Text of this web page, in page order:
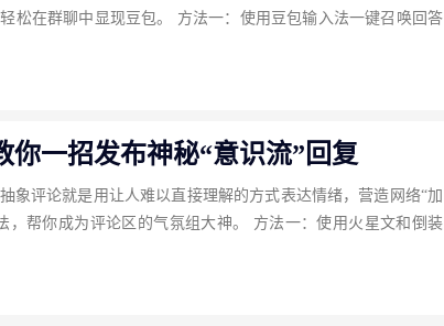
松在群聊中显现豆包。 方法一：使用豆包输入法一键召唤回答
你一招发布神秘“意识流”回复
象评论就是用让人难以直接理解的方式表达情绪，营造网络“加
，帮你成为评论区的气氛组大神。 方法一：使用火星文和倒装